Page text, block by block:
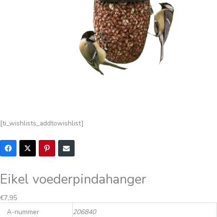
[ti_wishlists_addtowishlist]
Eikel voederpindahanger
€7,95
A-nummer
206840